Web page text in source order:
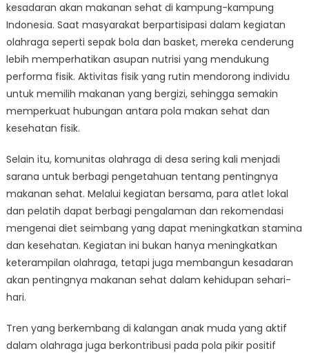
kesadaran akan makanan sehat di kampung-kampung
Indonesia. Saat masyarakat berpartisipasi dalam kegiatan
olahraga seperti sepak bola dan basket, mereka cenderung
lebih memperhatikan asupan nutrisi yang mendukung
performa fisik. Aktivitas fisik yang rutin mendorong individu
untuk memilih makanan yang bergizi, sehingga semakin
memperkuat hubungan antara pola makan sehat dan
kesehatan fisik.
Selain itu, komunitas olahraga di desa sering kali menjadi
sarana untuk berbagi pengetahuan tentang pentingnya
makanan sehat. Melalui kegiatan bersama, para atlet lokal
dan pelatih dapat berbagi pengalaman dan rekomendasi
mengenai diet seimbang yang dapat meningkatkan stamina
dan kesehatan. Kegiatan ini bukan hanya meningkatkan
keterampilan olahraga, tetapi juga membangun kesadaran
akan pentingnya makanan sehat dalam kehidupan sehari-
hari.
Tren yang berkembang di kalangan anak muda yang aktif
dalam olahraga juga berkontribusi pada pola pikir positif